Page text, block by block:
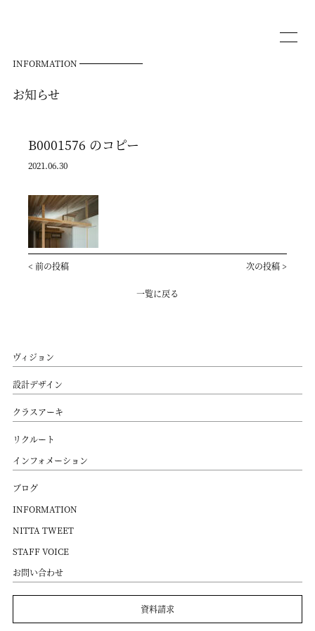
INFORMATION
お知らせ
B0001576 のコピー
2021.06.30
< 前の投稿 次の投稿 >
一覧に戻る
ヴィジョン
設計デザイン
クラスアーキ
リクルート
インフォメーション
ブログ
INFORMATION
NITTA TWEET
STAFF VOICE
お問い合わせ
資料請求